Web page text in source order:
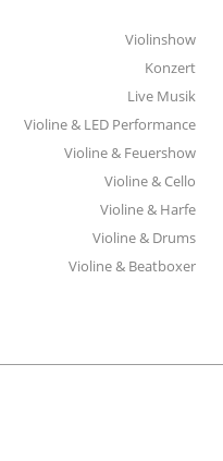
Violinshow
Konzert
Live Musik
Violine & LED Performance
Violine & Feuershow
Violine & Cello
Violine & Harfe
Violine & Drums
Violine & Beatboxer